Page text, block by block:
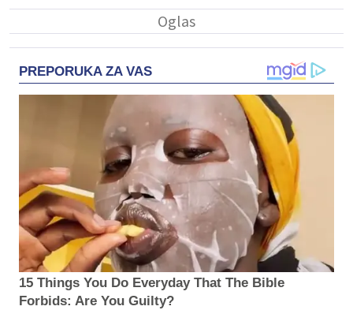
PREPORUKA ZA VAS
15 Things You Do Everyday That The Bible
Forbids: Are You Guilty?